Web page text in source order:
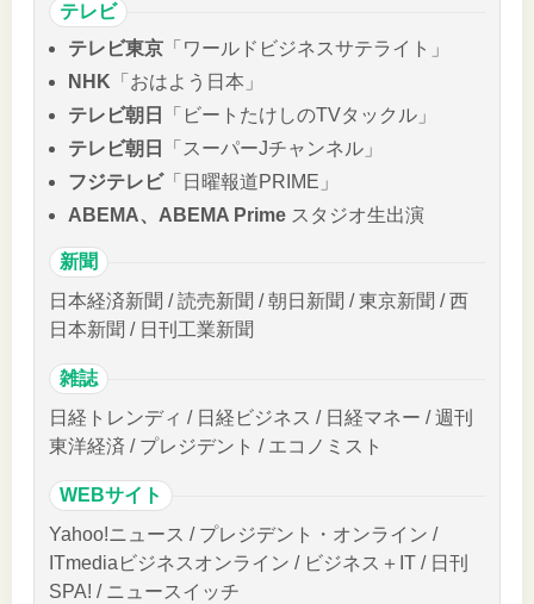
テレビ
テレビ東京 「ワールドビジネスサテライト」
NHK 「おはよう日本」
テレビ朝日
「ビートたけしのTVタックル」
テレビ朝日
「スーパーJチャンネル」
フジテレビ「日曜報道PRIME」
ABEMA、ABEMA Prime スタジオ生出演
新聞
日本経済新聞 / 読売新聞 / 朝日新聞 / 東京新聞 / 西
日本新聞 / 日刊工業新聞
雑誌
日経トレンディ / 日経ビジネス / 日経マネー / 週刊
東洋経済 / プレジデント / エコノミスト
WEBサイト
Yahoo!ニュース / プレジデント・オンライン /
ITmediaビジネスオンライン / ビジネス＋IT / 日刊
SPA! / ニュースイッチ